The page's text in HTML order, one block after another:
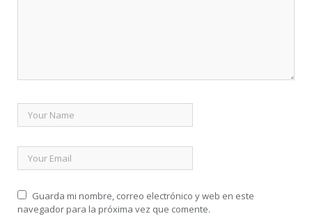
Guarda mi nombre, correo electrónico y web en este
navegador para la próxima vez que comente.